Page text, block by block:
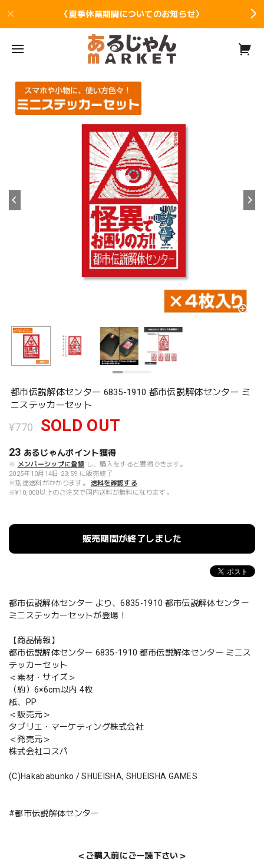
〈夏季休業期間についてのお知らせ〉
都市伝説解体センター 6835-1910 都市伝説解体センター ミ
ニステッカーセット
¥770 SOLD OUT
23 あるじゃんポイント獲得
※ メンバーシップに登録 し、購入をすると獲得できます。
2025年10月14日 23:59 に販売終了
※別途送料がかかります。
送料を確認する
※¥10,000以上のご注文で国内送料が無料になります。
販売期間が終了しました
都市伝説解体センター より、6835-1910 都市伝説解体センター
ミニステッカーセットが登場！
【商品情報】
都市伝説解体センター 6835-1910 都市伝説解体センター ミニス
テッカーセット
＜素材・サイズ＞
（約）6×6cm以内 4枚
紙、PP
＜販売元＞
タブリエ・マーケティング株式会社
＜発売元＞
株式会社コスパ
(C)Hakababunko / SHUEISHA, SHUEISHA GAMES
#都市伝説解体センター
＜ご購入前にご一読下さい＞